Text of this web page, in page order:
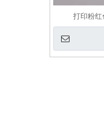
打印粉